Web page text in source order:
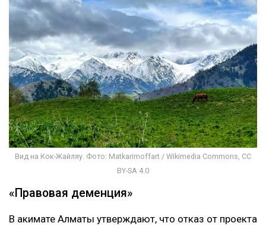
Вид на Кок-Жайляу. Фото: Matkarimoffart / Wikimedia Commons, CC
BY-SA 4.0
«Правовая деменция»
В акимате Алматы утверждают, что отказ от проекта